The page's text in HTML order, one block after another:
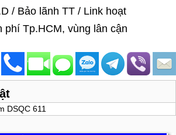
/ Bảo lãnh TT / Link hoạt
phí Tp.HCM, vùng lân cận
DSQC 611